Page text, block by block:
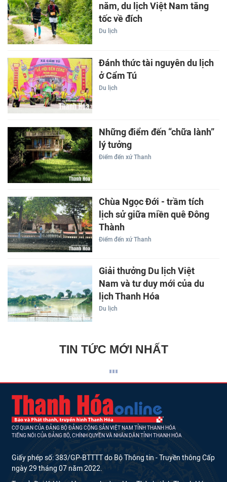
năm, du lịch Việt Nam tăng
tốc về đích
Du lịch
Đánh thức tài nguyên du lịch
ở Cẩm Tú
Du lịch
Những điểm đến “chữa lành”
lý tưởng
Điểm đến xứ Thanh
Chùa Ngọc Đới - trầm tích
lịch sử giữa miền quê Đông
Thành
Điểm đến xứ Thanh
Giải thưởng Du lịch Việt
Nam và tư duy mới của du
lịch Thanh Hóa
Du lịch
TIN TỨC MỚI NHẤT
CƠ QUAN CỦA ĐẢNG BỘ ĐẢNG CỘNG SẢN VIỆT NAM TỈNH THANH HÓA
TIẾNG NÓI CỦA ĐẢNG BỘ, CHÍNH QUYỀN VÀ NHÂN DÂN TỈNH THANH HÓA
Giấy phép số: 383/GP-BTTTT do Bộ Thông tin - Truyền thông Cấp
ngày 29 tháng 07 năm 2022.